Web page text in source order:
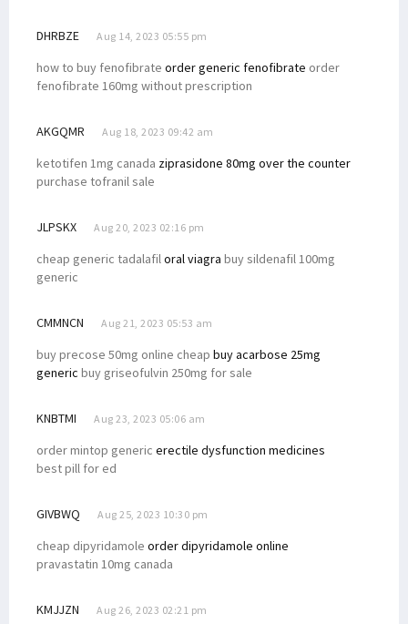
DHRBZE Aug 14, 2023 05:55 pm
how to buy fenofibrate order generic fenofibrate order
fenofibrate 160mg without prescription
AKGQMR Aug 18, 2023 09:42 am
ketotifen 1mg canada ziprasidone 80mg over the counter
purchase tofranil sale
JLPSKX Aug 20, 2023 02:16 pm
cheap generic tadalafiloral viagra buy sildenafil 100mg
generic
CMMNCN Aug 21, 2023 05:53 am
buy precose 50mg online cheap buy acarbose 25mg
generic buy griseofulvin 250mg for sale
KNBTMI Aug 23, 2023 05:06 am
order mintop generic erectile dysfunction medicines
best pill for ed
GIVBWQ Aug 25, 2023 10:30 pm
cheap dipyridamole order dipyridamole online
pravastatin 10mg canada
KMJJZN Aug 26, 2023 02:21 pm